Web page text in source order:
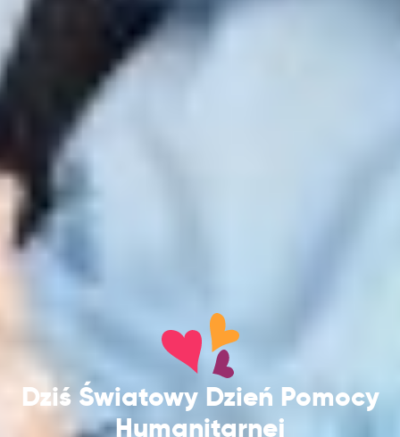
Dziś Światowy Dzień Pomocy
Humanitarnej